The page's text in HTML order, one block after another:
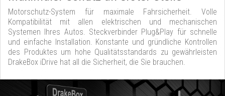
Motorschutz-System für maximale Fahrsicherheit. Volle
Kompatibilität mit allen elektrischen und mechanischen
Systemen Ihres Autos. Steckverbinder Plug&Play für schnelle
und einfache Installation. Konstante und gründliche Kontrollen
des Produktes um hohe Qualitätsstandards zu gewährleisten
DrakeBox iDrive hat all die Sicherheit, die Sie brauchen.